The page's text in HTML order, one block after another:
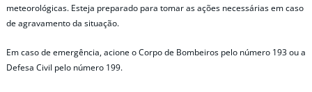
meteorológicas. Esteja preparado para tomar as ações necessárias em caso
de agravamento da situação.
Em caso de emergência, acione o Corpo de Bombeiros pelo número 193 ou a
Defesa Civil pelo número 199.